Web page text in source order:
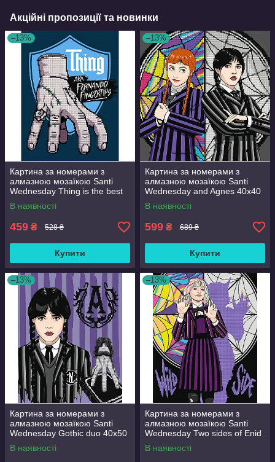
Акційні пропозиції та новинки
–13%
Картина за номерами з
алмазною мозаїкою Santi
Wednesday Thing is the best
friend 30x40 см Різнобарвний
(954980)
В наявності
459 ₴ 528 ₴
Купити
–13%
Картина за номерами з
алмазною мозаїкою Santi
Wednesday and Agnes 40x40
см Різнобарвний (954947)
В наявності
599 ₴ 689 ₴
Купити
–13%
Картина за номерами з
алмазною мозаїкою Santi
Wednesday Gothic duo 40x50
см Різнобарвний (954993)
В наявності
–13%
Картина за номерами з
алмазною мозаїкою Santi
Wednesday Two sides of Enid
Sinclair 40x50 см
Різнобарвний (954975)
В наявності